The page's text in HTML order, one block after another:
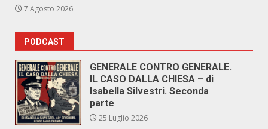
7 Agosto 2026
PODCAST
GENERALE CONTRO GENERALE.
IL CASO DALLA CHIESA – di
Isabella Silvestri. Seconda
parte
25 Luglio 2026